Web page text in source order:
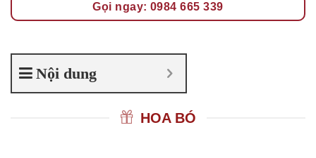
Gọi ngay: 0984 665 339
Nội dung
HOA BÓ